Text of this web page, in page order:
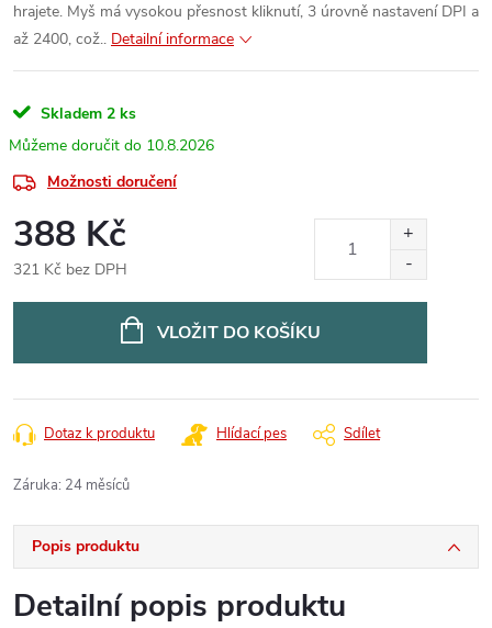
hrajete. Myš má vysokou přesnost kliknutí, 3 úrovně nastavení DPI a
až 2400, což.. Detailní informace
Skladem 2 ks
10.8.2026
Možnosti doručení
388 Kč
321 Kč bez DPH
VLOŽIT DO KOŠÍKU
Dotaz k produktu Hlídací pes Sdílet
Záruka: 24 měsíců
Popis produktu
Detailní popis produktu